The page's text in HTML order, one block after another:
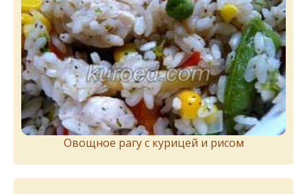
Овощное рагу с курицей и рисом